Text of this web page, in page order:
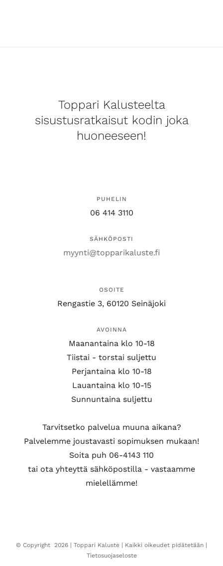
Toppari Kalusteelta
sisustusratkaisut kodin joka
huoneeseen!
PUHELIN
06 414 3110
SÄHKÖPOSTI
myynti@topparikaluste.fi
OSOITE
Rengastie 3, 60120 Seinäjoki
AVOINNA
Maanantaina klo 10-18
Tiistai - torstai suljettu
Perjantaina klo 10-18
Lauantaina klo 10-15
Sunnuntaina suljettu
Tarvitsetko palvelua muuna aikana?
Palvelemme joustavasti sopimuksen mukaan!
Soita puh 06-4143 110
tai ota yhteyttä sähköpostilla - vastaamme
mielellämme!
© Copyright 2026 | Toppari Kaluste | Kaikki oikeudet pidätetään |
Tietosuojaseloste